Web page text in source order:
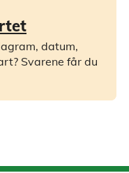
datum,
Svarene får du